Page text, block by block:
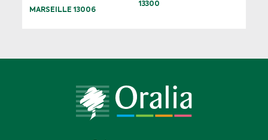
MARSEILLE 13006
13300